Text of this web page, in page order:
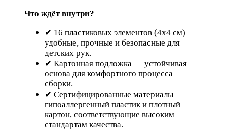
Что ждёт внутри?
✔ 16 пластиковых элементов (4x4 см) —
удобные, прочные и безопасные для
детских рук.
✔ Картонная подложка — устойчивая
основа для комфортного процесса
сборки.
✔ Сертифицированные материалы —
гипоаллергенный пластик и плотный
картон, соответствующие высоким
стандартам качества.